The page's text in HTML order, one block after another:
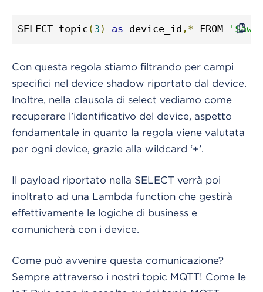
SELECT topic (3 ) as device_id ,* FROM
Con questa regola stiamo filtrando per campi
specifici nel device shadow riportato dal device.
Inoltre, nella clausola di select vediamo come
recuperare l’identificativo del device, aspetto
fondamentale in quanto la regola viene valutata
per ogni device, grazie alla wildcard ‘+’.
Il payload riportato nella SELECT verrà poi
inoltrato ad una Lambda function che gestirà
effettivamente le logiche di business e
comunicherà con i device.
Come può avvenire questa comunicazione?
Sempre attraverso i nostri topic MQTT! Come le